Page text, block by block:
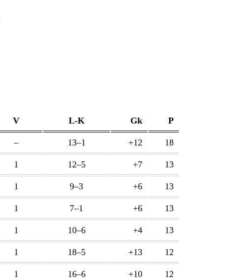
V L-K Gk P
– 13–1 +12 18
1 12–5 +7 13
1 9–3 +6 13
1 7–1 +6 13
1 10–6 +4 13
1 18–5 +13 12
1 16–6 +10 12